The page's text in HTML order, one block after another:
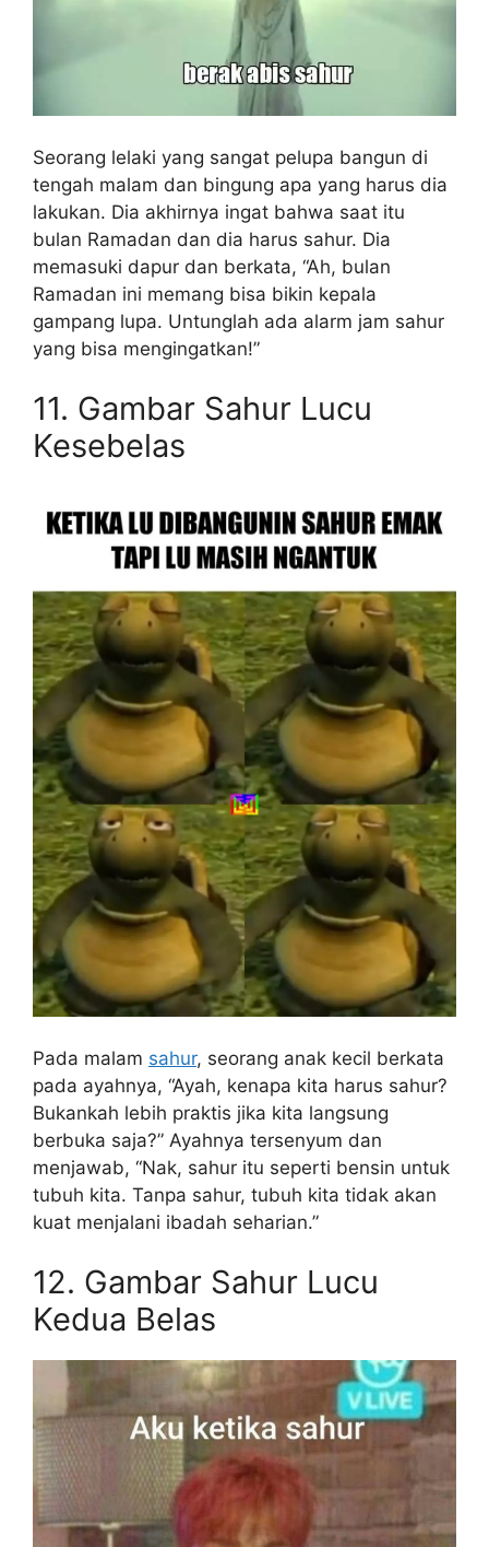
Seorang lelaki yang sangat pelupa bangun di
tengah malam dan bingung apa yang harus dia
lakukan. Dia akhirnya ingat bahwa saat itu
bulan Ramadan dan dia harus sahur. Dia
memasuki dapur dan berkata, “Ah, bulan
Ramadan ini memang bisa bikin kepala
gampang lupa. Untunglah ada alarm jam sahur
yang bisa mengingatkan!”
11. Gambar Sahur Lucu
Kesebelas
Pada malam sahur, seorang anak kecil berkata
pada ayahnya, “Ayah, kenapa kita harus sahur?
Bukankah lebih praktis jika kita langsung
berbuka saja?” Ayahnya tersenyum dan
menjawab, “Nak, sahur itu seperti bensin untuk
tubuh kita. Tanpa sahur, tubuh kita tidak akan
kuat menjalani ibadah seharian.”
12. Gambar Sahur Lucu
Kedua Belas